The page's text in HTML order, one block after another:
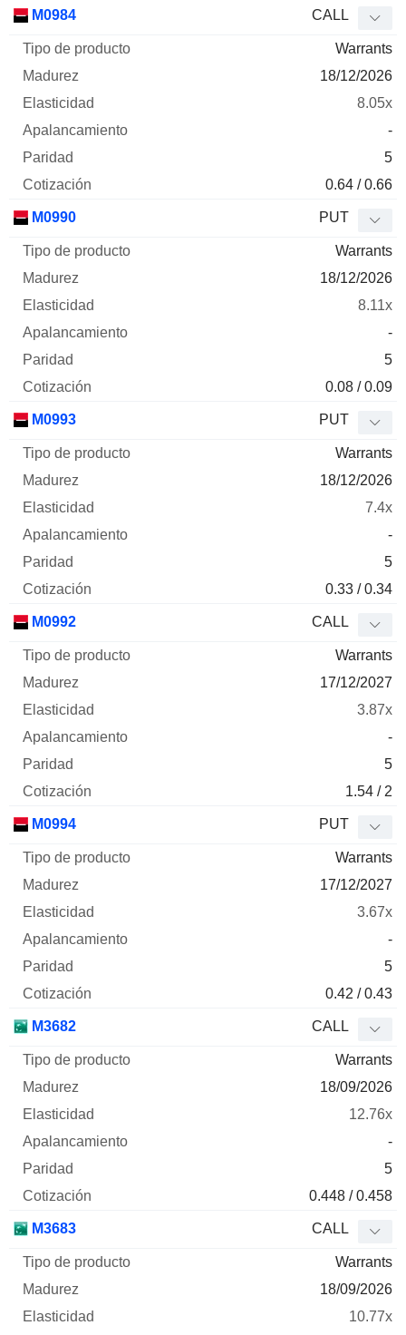
M0984 CALL
Warrants
18/12/2026
8.05x
-
5
0.64 / 0.66
M0990 PUT
Warrants
18/12/2026
8.11x
-
5
0.08 / 0.09
M0993 PUT
Warrants
18/12/2026
7.4x
-
5
0.33 / 0.34
M0992 CALL
Warrants
17/12/2027
3.87x
-
5
1.54 / 2
M0994 PUT
Warrants
17/12/2027
3.67x
-
5
0.42 / 0.43
M3682 CALL
Warrants
18/09/2026
12.76x
-
5
0.448 / 0.458
M3683 CALL
Warrants
18/09/2026
10.77x